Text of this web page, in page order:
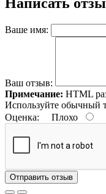
Ваше имя:
Ваш отзыв:
Примечание: HTML
Используйте обычный
Оценка: Плохо
Отправить отзыв